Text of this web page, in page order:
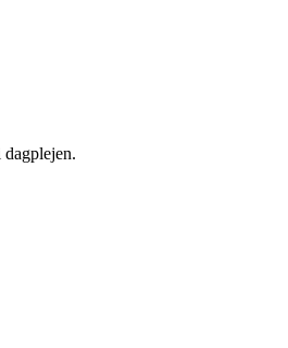
dagplejen.